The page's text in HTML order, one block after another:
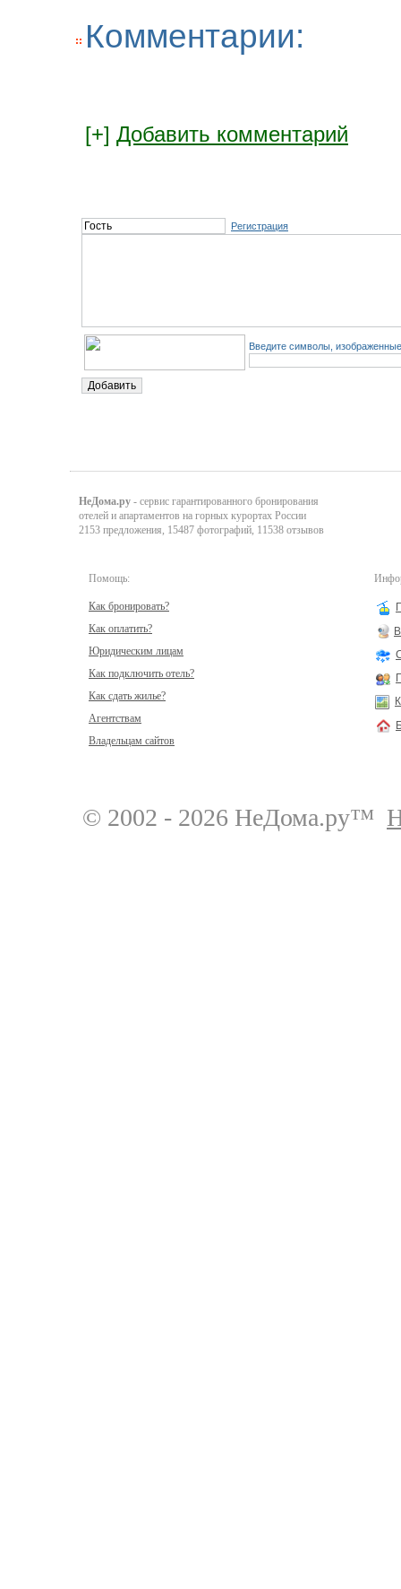
Комментарии:
[+] Добавить комментарий
Регистрация
Введите символы,
НеДома.ру - сервис гарантированного бронирования
отелей и апартаментов на горных курортах России
2153 предложения, 15487 фотографий, 11538 отзывов
Помощь:
Как бронировать?
Как оплатить?
Юридическим лицам
Как подключить отель?
Как сдать жилье?
Агентствам
Владельцам сайтов
© 2002 - 2026 НеДома.ру™